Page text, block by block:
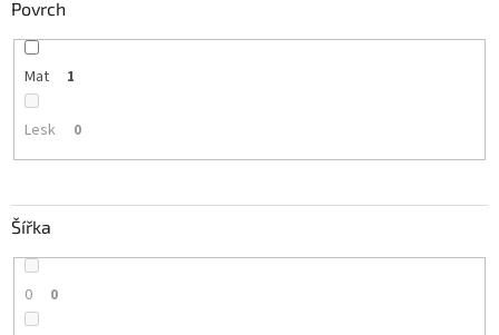
Povrch
Mat 1
Lesk 0
Šířka
0 0